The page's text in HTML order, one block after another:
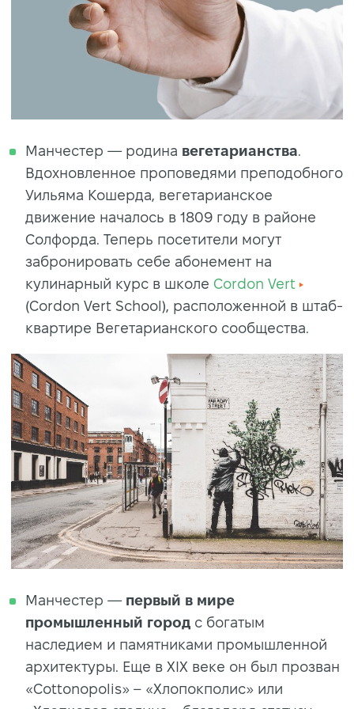
Манчестер — родина вегетарианства.
Вдохновленное проповедями преподобного
Уильяма Кошерда, вегетарианское
движение началось в 1809 году в районе
Солфорда. Теперь посетители могут
забронировать себе абонемент на
кулинарный курс в школе Cordon Vert
(Cordon Vert School), расположенной в штаб-
квартире Вегетарианского сообщества.
Манчестер — первый в мире
промышленный город с богатым
наследием и памятниками промышленной
архитектуры. Еще в XIX веке он был прозван
«Cottonopolis» – «Хлопокполис» или